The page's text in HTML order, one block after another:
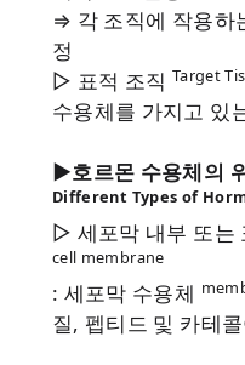
⇒ 각 조직에 작용하
정
▷ 표적 조직 Target
수용체를 가지고 있
▶호르몬 수용체의
Different Types of
▷ 세포막 내부 또는
cell membrane
: 세포막 수용체
질, 펩티드 및 카테